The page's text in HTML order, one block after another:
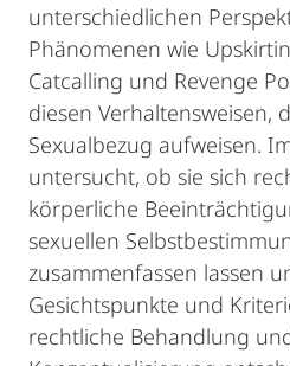
unterschiedlichen
Phänomenen wie
Catcalling und Revenge
diesen Verhaltensweisen,
Sexualbezug aufweisen.
untersucht, ob sie sich
körperliche
sexuellen
zusammenfassen lassen
Gesichtspunkte und
rechtliche Behandlung